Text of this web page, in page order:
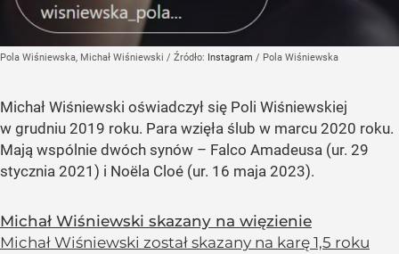
Pola Wiśniewska, Michał Wiśniewski / Źródło: Instagram / Pola Wiśniewska
Michał Wiśniewski oświadczył się Poli Wiśniewskiej
w grudniu 2019 roku. Para wzięła ślub w marcu 2020 roku.
Mają wspólnie dwóch synów – Falco Amadeusa (ur. 29
stycznia 2021) i Noëla Cloé (ur. 16 maja 2023).
Michał Wiśniewski skazany na więzienie
Michał Wiśniewski został skazany na karę 1,5 roku